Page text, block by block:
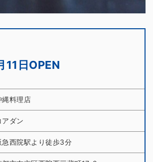
ダン
11日OPEN
縄料理店
アダン
急西院駅より徒歩3分